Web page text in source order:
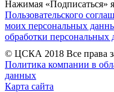
Нажимая «Подписаться»
Пользовательского
моих персональных
обработки
© ЦСКА 2018 Все права
Политика компании в
данных
Карта сайта